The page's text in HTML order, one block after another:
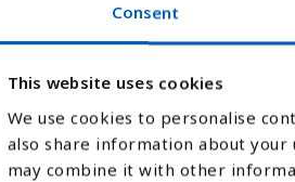
Consent
This website uses cookies
We use cookies to personalise
also share information about
may combine it with other
1967 1968 196919701971197219731974 19751976 19771978197919801981